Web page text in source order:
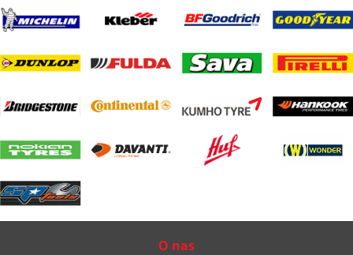
O nas